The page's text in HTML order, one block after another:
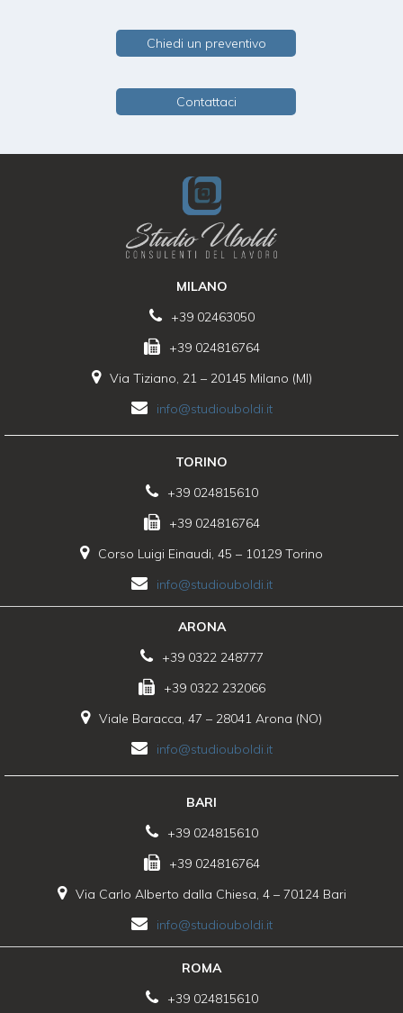
Chiedi un preventivo
Contattaci
MILANO
+39 02463050
+39 024816764
Via Tiziano, 21 – 20145 Milano (MI)
info@studiouboldi.it
TORINO
+39 024815610
+39 024816764
Corso Luigi Einaudi, 45 – 10129 Torino
info@studiouboldi.it
ARONA
+39 0322 248777
+39 0322 232066
Viale Baracca, 47 – 28041 Arona (NO)
info@studiouboldi.it
BARI
+39 024815610
+39 024816764
Via Carlo Alberto dalla Chiesa, 4 – 70124 Bari
info@studiouboldi.it
ROMA
+39 024815610